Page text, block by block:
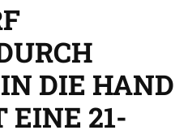
DIE HAND
EINE 21-